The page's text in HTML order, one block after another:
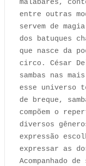
malabares,
entre outras
servem de
dos batuques
que nasce da
circo. César
sambas nas
esse universo
de breque,
compõem o
diversos
expressão
expressar as
Acompanhado